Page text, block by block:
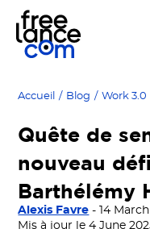
Accueil / Blog / Work 3.0
Quête de
nouveau
Barthélémy
Alexis Favre - 14
Mis à jour le 4 June